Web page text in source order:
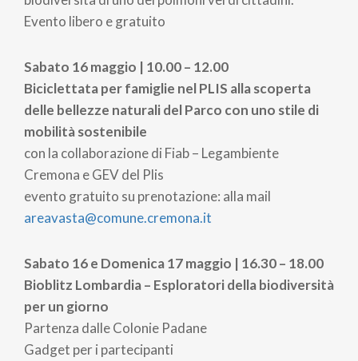
Evento libero e gratuito
Sabato 16 maggio | 10.00 – 12.00
Biciclettata per famiglie nel PLIS alla scoperta
delle bellezze naturali del Parco con uno stile di
mobilità sostenibile
con la collaborazione di Fiab – Legambiente
Cremona e GEV del Plis
evento gratuito su prenotazione: alla mail
areavasta@comune.cremona.it
Sabato 16 e Domenica 17 maggio | 16.30 – 18.00
Bioblitz Lombardia – Esploratori della biodiversità
per un giorno
Partenza dalle Colonie Padane
Gadget per i partecipanti